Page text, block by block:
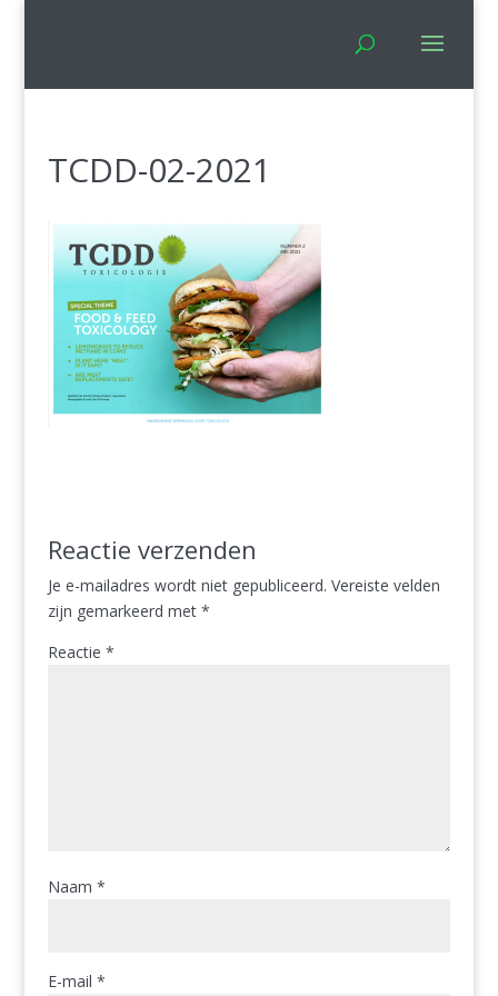
TCDD-02-2021
Reactie verzenden
Je e-mailadres wordt niet gepubliceerd. Vereiste velden
zijn gemarkeerd met *
Reactie *
Naam *
E-mail *